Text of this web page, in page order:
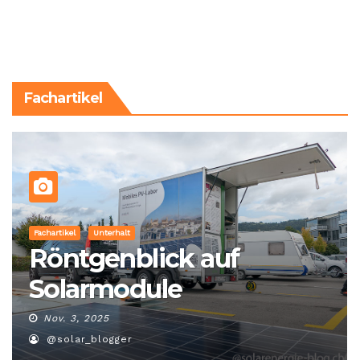
Fachartikel
Fachartikel Unterhalt
Röntgenblick auf
Solarmodule
Nov. 3, 2025
@solar_blogger